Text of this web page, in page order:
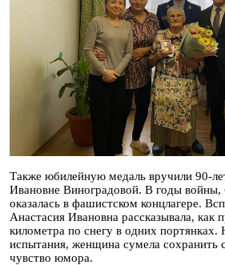
Также юбилейную медаль вручили 90-
Ивановне Виноградовой. В годы войны,
оказалась в фашистском концлагере.
Анастасия Ивановна рассказывала, как
километра по снегу в одних портянках.
испытания, женщина сумела сохранить
чувство юмора.